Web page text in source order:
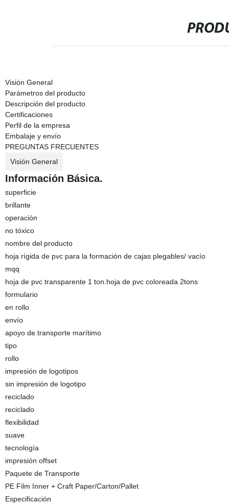
Visión General
Parámetros del producto
Descripción del producto
Certificaciones
Perfil de la empresa
Embalaje y envío
PREGUNTAS FRECUENTES
Visión General
Información Básica.
superficie
brillante
operación
no tóxico
nombre del producto
hoja rígida de pvc para la formación de cajas plegables/ vacío
mqq
hoja de pvc transparente 1 ton.hoja de pvc coloreada 2tons
formulario
en rollo
envío
apoyo de transporte marítimo
tipo
rollo
impresión de logotipos
sin impresión de logotipo
reciclado
reciclado
flexibilidad
suave
tecnología
impresión offset
Paquete de Transporte
PE Film Inner + Craft Paper/Carton/Pallet
Especificación